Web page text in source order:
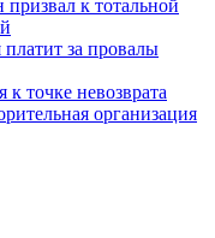
к тотальной
за провалы
точке невозврата
организация